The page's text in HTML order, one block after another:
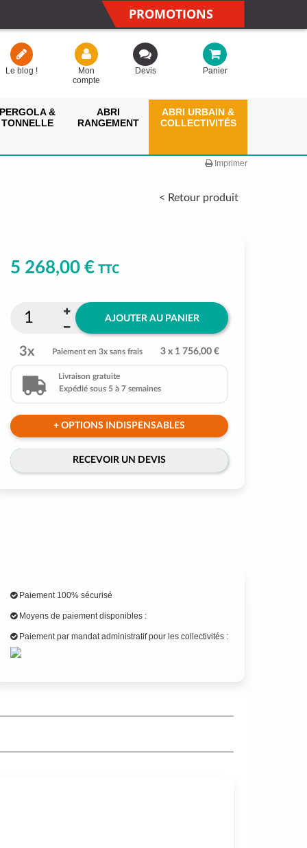
PROMOTIONS
Le blog !
Mon
compte
Devis Panier
PERGOLA &
TONNELLE
ABRI
RANGEMENT
ABRI URBAIN &
COLLECTIVITÉS
Imprimer
< Retour produit
5 268,00 €TTC
AJOUTER AU PANIER
3x Paiement en 3x sans frais 3 x 1 756,00 €
Livraison gratuite
Expédié sous 5 à 7 semaines
+ OPTIONS INDISPENSABLES
RECEVOIR UN DEVIS
Paiement 100% sécurisé
Moyens de paiement disponibles :
Paiement par mandat administratif pour les collectivités :